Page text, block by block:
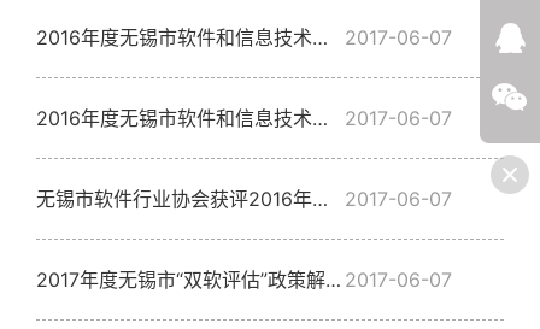
2016年度无锡市软件和信息技术服务企业十大最具影响力事件及软件行业十佳项目经理人评选结果揭晓！ 2017-06-07
2016年度无锡市软件和信息技术服务企业十大最具影响力事件、软件行业十佳项目经理颁奖典礼暨无锡软协理事会2017迎新年会圆满举行 2017-06-07
无锡市软件行业协会获评2016年度全市工商联系统先进行业商（协）会荣誉称号 2017-06-07
2017年度无锡市“双软评估”政策解读暨软件企业所得税优惠备案专题培训成功举办 2017-06-07
微信